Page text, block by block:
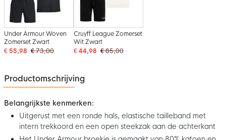
Under Armour Woven
Zomerset Zwart
€ 55,98 € 73,00
Cruyff League Zomerset
Wit Zwart
€ 44,98 € 85,00
Productomschrijving
Belangrijkste kenmerken:
Uitgerust met een ronde hals, elastische tailleband met
intern trekkoord en een open steekzak aan de achterkant